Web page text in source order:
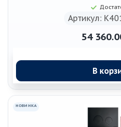
Артикул:
54
В
НОВИНКА